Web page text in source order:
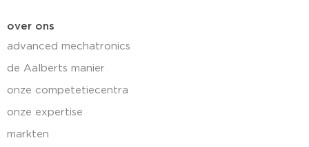
over ons
advanced mechatronics
de Aalberts manier
onze competetiecentra
onze expertise
markten